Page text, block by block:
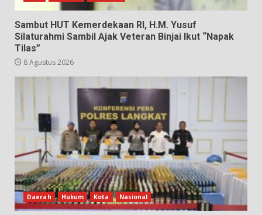
Sambut HUT Kemerdekaan RI, H.M. Yusuf
Silaturahmi Sambil Ajak Veteran Binjai Ikut “Napak
Tilas”
8 Agustus 2026
Daerah Hukum Kota Nasional